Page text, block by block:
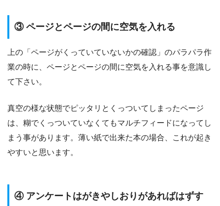
③ ページとページの間に空気を入れる
上の「ページがくっていていないかの確認」のパラパラ作
業の時に、ページとページの間に空気を入れる事を意識し
て下さい。
真空の様な状態でピッタリとくっついてしまったページ
は、糊でくっついていなくてもマルチフィードになってし
まう事があります。薄い紙で出来た本の場合、これが起き
やすいと思います。
④ アンケートはがきやしおりがあればはずす